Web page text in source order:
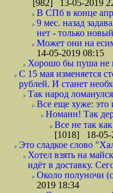
[982] 13-05-2019
В СПб в конце
9 мес. назад
нет - только
Может они на
14-05-2019 08:15
Хорошо бы пуша не
С 15 мая изменяется
рублей. И станет
Так народ
Все еще хуже: это
Номанн! Так
Все не так
[1018] 18-05-
Это сладкое слово
Хотел взять на
идёт в доставку.
Около полуночи
2019 18:34